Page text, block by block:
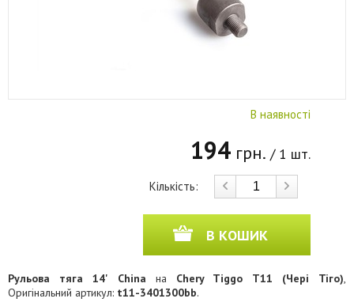
В наявності
194 грн. / 1 шт.
Кількість:
В КОШИК
Рульова тяга 14' China на Chery Tiggo T11 (Чері Тіго),
Оригінальний артикул: t11-3401300bb.